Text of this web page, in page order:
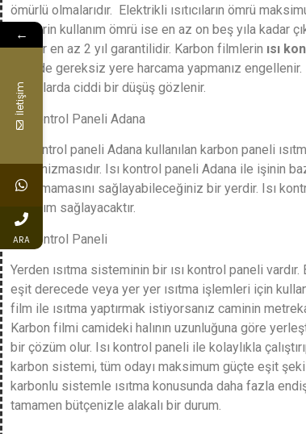
ömürlü olmalarıdır. Elektrikli ısıtıcıların ömrü
filmlerin kullanım ömrü ise en az on beş yıla kadar
filmler en az 2 yıl garantilidir. Karbon filmlerin ısı
sayede gereksiz yere harcama yapmanız
faturalarda ciddi bir düşüş gözlenir.
Isı Kontrol Paneli Adana
Isı kontrol paneli Adana kullanılan karbon paneli
mekanizmasıdır. Isı kontrol paneli Adana ile işinin
hiç olmamasını sağlayabileceğiniz bir yerdir. Isı
kullanım sağlayacaktır.
Isı Kontrol Paneli
Yerden ısıtma sisteminin bir ısı kontrol paneli
eşit derecede veya yer yer ısıtma işlemleri için
film ile ısıtma yaptırmak istiyorsanız caminin
Karbon filmi camideki halının uzunluğuna göre
bir çözüm olur. Isı kontrol paneli ile kolaylıkla
karbon sistemi, tüm odayı maksimum güçte eşit
karbonlu sistemle ısıtma konusunda daha fazla
tamamen bütçenizle alakalı bir durum.
←
İletişim
ARA